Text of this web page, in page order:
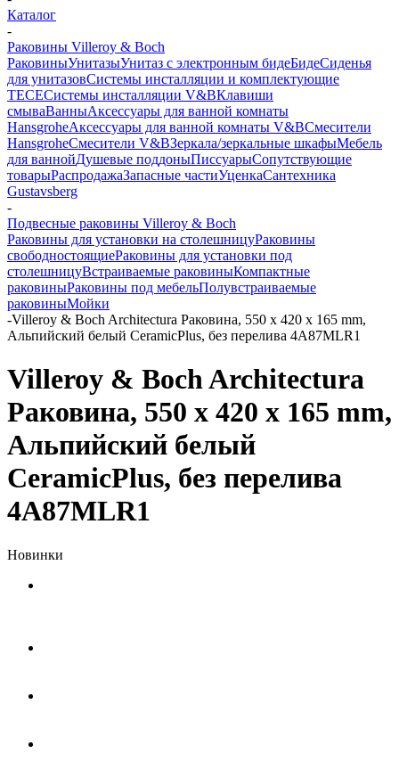
Каталог
-
Раковины Villeroy & Boch
РаковиныУнитазыУнитаз с электронным бидеБидеСиденья
для унитазовСистемы инсталляции и комплектующие
TECEСистемы инсталляции V&BКлавиши
смываВанныАксессуары для ванной комнаты
HansgroheАксессуары для ванной комнаты V&BСмесители
HansgroheСмесители V&BЗеркала/зеркальные шкафыМебель
для ваннойДушевые поддоныПиссуарыСопутствующие
товарыРаспродажаЗапасные частиУценкаСантехника
Gustavsberg
-
Подвесные раковины Villeroy & Boch
Раковины для установки на столешницуРаковины
свободностоящиеРаковины для установки под
столешницуВстраиваемые раковиныКомпактные
раковиныРаковины под мебельПолувстраиваемые
раковиныМойки
-Villeroy & Boch Architectura Pаковина, 550 x 420 x 165 mm,
Альпийский белый CeramicPlus, без перелива 4A87MLR1
Villeroy & Boch Architectura
Pаковина, 550 x 420 x 165 mm,
Альпийский белый
CeramicPlus, без перелива
4A87MLR1
Новинки